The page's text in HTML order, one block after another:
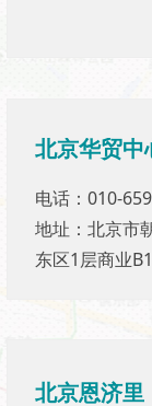
北京华贸中
电话：010-
地址：北京市
东区1层商业
北京华贸中
电话：010-
地址：北京市
东区1层商业
北京恩济里
北京恩济里